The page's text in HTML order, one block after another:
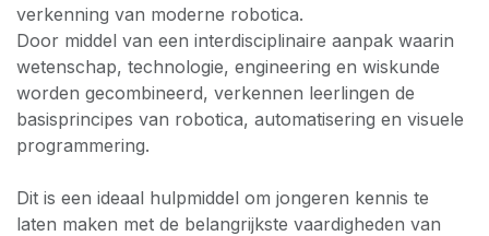
verkenning van moderne robotica.
Door middel van een interdisciplinaire aanpak waarin
wetenschap, technologie, engineering en wiskunde
worden gecombineerd, verkennen leerlingen de
basisprincipes van robotica, automatisering en visuele
programmering.
Dit is een ideaal hulpmiddel om jongeren kennis te
laten maken met de belangrijkste vaardigheden van